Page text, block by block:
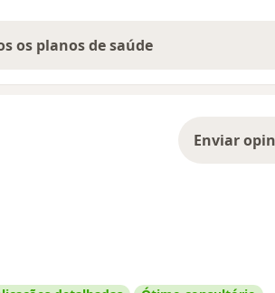
os planos de saúde
Enviar